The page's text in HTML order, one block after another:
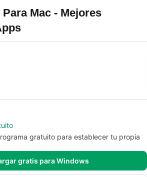
Mac - Mejores
gratuito para establecer tu propia
gratis para Windows